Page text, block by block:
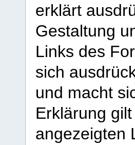
erklärt
Gestaltung
Links des
sich
und macht
Erklärung
angezeigten